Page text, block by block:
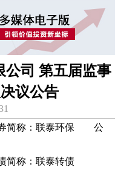
公司 第五届监事
议公告
称：联泰环保 公
：联泰转债